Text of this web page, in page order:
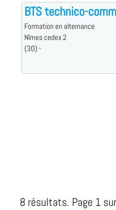
BTS technico-
Formation en alternance
Nîmes cedex 2
(30) -
8 résultats. Page 1